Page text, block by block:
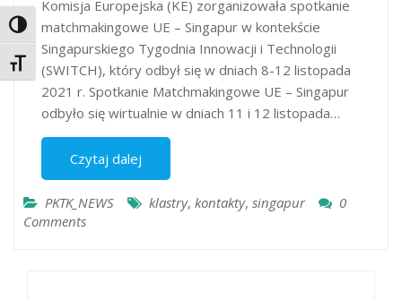
Toggle High Contrast
Toggle Font size
Komisja Europejska (KE) zorganizowała spotkanie
matchmakingowe UE – Singapur w kontekście
Singapurskiego Tygodnia Innowacji i Technologii
(SWITCH), który odbył się w dniach 8-12 listopada
2021 r. Spotkanie Matchmakingowe UE – Singapur
odbyło się wirtualnie w dniach 11 i 12 listopada…
Czytaj dalej
PKTK_NEWS klastry, kontakty, singapur
0
Comments